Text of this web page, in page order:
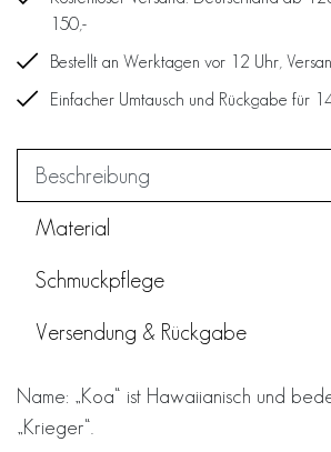
150,-
Bestellt an Werktagen vor 12 Uhr,
Einfacher Umtausch und Rückgabe für
Beschreibung
Material
Schmuckpflege
Versendung & Rückgabe
Name: „Koa“ ist Hawaiianisch und
„Krieger“.